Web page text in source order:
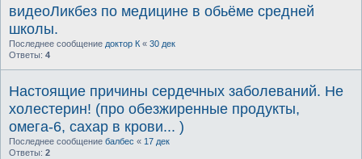
видеоЛикбез по медицине в обьёме средней
школы.
Последнее сообщение доктор К « 30 дек
Ответы: 4
Настоящие причины сердечных заболеваний. Не
холестерин! (про обезжиренные продукты,
омега-6, сахар в крови... )
Последнее сообщение балбес « 17 дек
Ответы: 2